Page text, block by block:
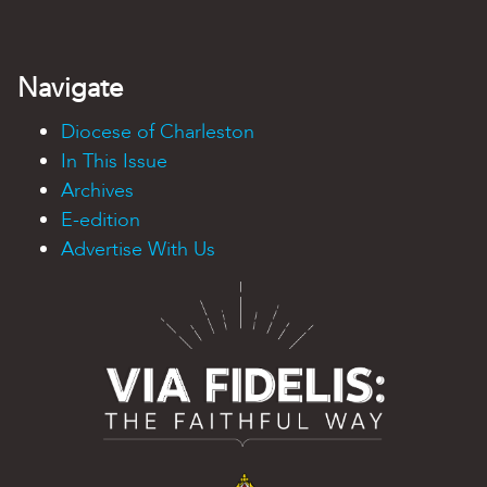
Navigate
Diocese of Charleston
In This Issue
Archives
E-edition
Advertise With Us